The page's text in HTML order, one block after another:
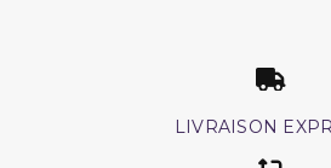
LIVRAISON